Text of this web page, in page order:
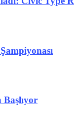
Başlıyor